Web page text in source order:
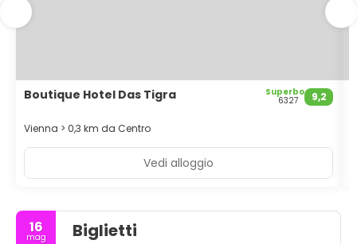
24 ore su 24 e ascensore.
Boutique Hotel Das Tigra 9,2
Superbo
6327
Vienna > 0,3 km da Centro
Vedi alloggio
16
mag Biglietti